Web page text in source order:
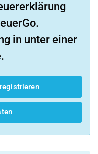
in unter einer